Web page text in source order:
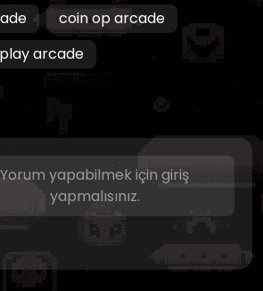
coin op arcade
play arcade
Yorum yapabilmek için giriş
yapmalısınız.